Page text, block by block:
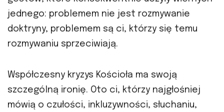
jednego: problemem nie jest rozmywanie
doktryny, problemem są ci, którzy się temu
rozmywaniu sprzeciwiają.
Współczesny kryzys Kościoła ma swoją
szczególną ironię. Oto ci, którzy najgłośniej
mówią o czułości, inkluzywności, słuchaniu,